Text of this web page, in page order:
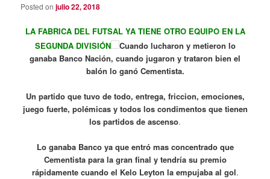
Posted onjulio 22, 2018
LA FABRICA DEL FUTSAL YA TIENE OTRO EQUIPO EN LA
SEGUNDA DIVISIÓN
Cuando lucharon y metieron lo
ganaba Banco Nación, cuando jugaron y trataron bien el
balón lo ganó Cementista.
Un partido que tuvo de todo, entrega, friccion, emociones,
juego fuerte, polémicas y todos los condimentos que tienen
los partidos de ascenso.
Lo ganaba Banco ya que entró mas concentrado que
Cementista para la gran final y tendría su premio
rápidamente cuando el Kelo Leyton la empujaba al gol.